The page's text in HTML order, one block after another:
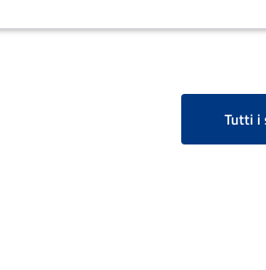
(detta anche passaporto mortuario)
Tutti i